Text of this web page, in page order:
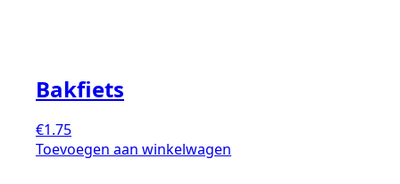
Bakfiets
€1.75
Toevoegen aan winkelwagen